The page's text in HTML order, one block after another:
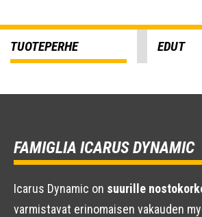
TUOTEPERHE EDUT
FAMIGLIA ICARUS DYNAMIC
Icarus Dynamic on suurille
varmistavat erinomaisen vakauden